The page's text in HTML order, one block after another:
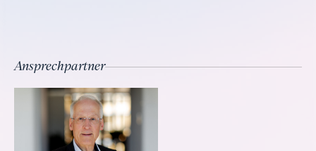
Ansprechpartner